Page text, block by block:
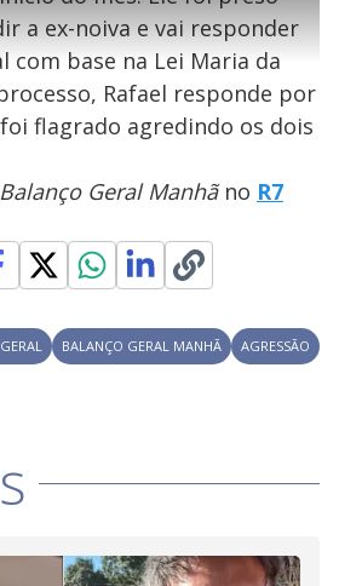
l
a
y
V
i
d
e
o
s
e
o
s
n
l
a
a ex-noiva e vai responder
com base na Lei Maria da
Rafael responde por
foi flagrado agredindo os dois
Balanço Geral Manhãno R7
BALANÇO GERAL MANHÃ
AGRESSÃO